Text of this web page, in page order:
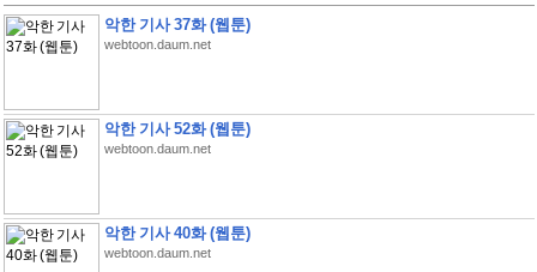
악한 기사 37화 (웹툰)
webtoon.daum.net
악한 기사 52화 (웹툰)
webtoon.daum.net
악한 기사 40화 (웹툰)
webtoon.daum.net